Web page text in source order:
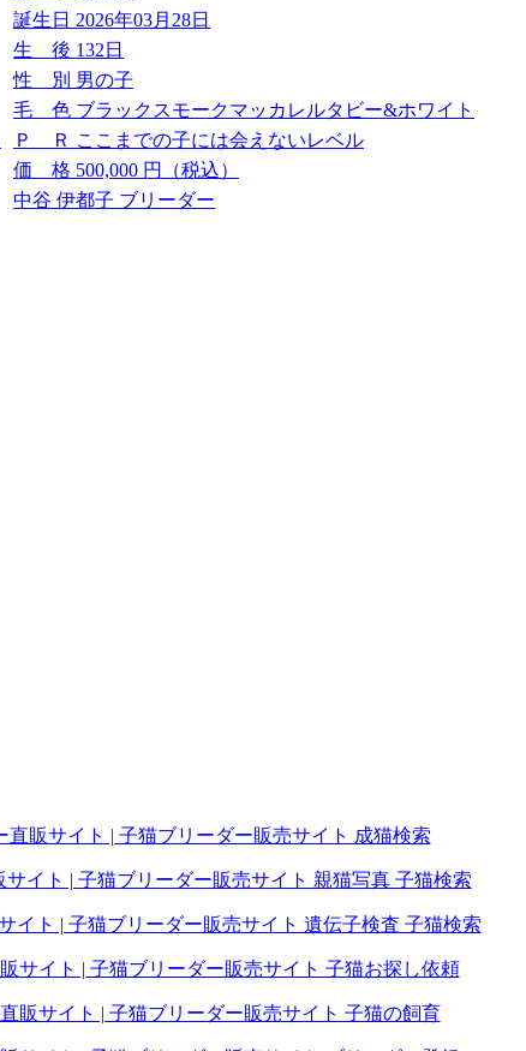
誕生日 2026年03月28日
生 後 132日
性 別 男の子
毛 色 ブラックスモークマッカレルタビー&ホワイト
Ｐ Ｒ ここまでの子には会えないレベル
価 格 500,000 円（税込）
中谷 伊都子 ブリーダー